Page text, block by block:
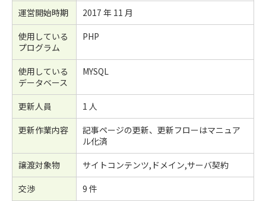
運営開始時期
2017 年 11 月
使用している
プログラム
PHP
使用している
データベース
MYSQL
更新人員
1 人
更新作業内容
記事ページの更新、更新フローはマニュア
ル化済
譲渡対象物
サイトコンテンツ,ドメイン,サーバ契約
交渉
9 件